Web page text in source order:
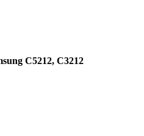
C5212, C3212